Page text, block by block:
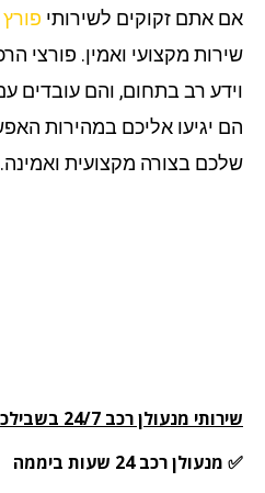
אתם זקוקים לשירותיפורץ
מקצועי ואמין. פורצי
רב בתחום, והם עובדים עם
יגיעו אליכם במהירות
בצורה מקצועית ואמינה.
מנעולן רכב 24/7 בשבילכם!
רכב 24 שעות ביממה